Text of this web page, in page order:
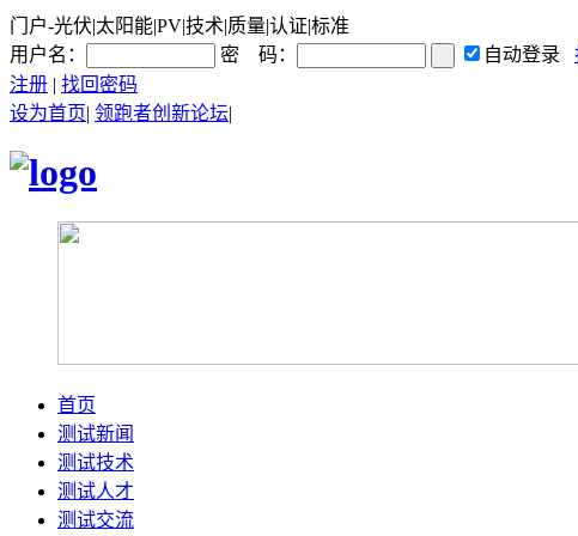
门户-光伏|太阳能|PV|技术|质量|认证|标准
用户名：
密 码： 自动登录
注册 | 找回密码
设为首页| 领跑者创新论坛|
首页
测试新闻
测试技术
测试人才
测试交流